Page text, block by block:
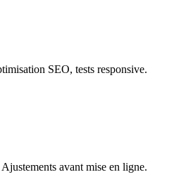
SEO, tests responsive.
avant mise en ligne.